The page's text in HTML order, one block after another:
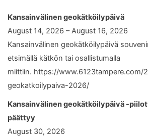
Kansainvälinen geokätköilypäivä
August 14, 2026 – August 16, 2026
Kansainvälinen geokätköilypäivä
etsimällä kätkön tai osallistumalla
miittiin. https://www.6123tampere.com/
geokatkoilypaiva-2026/
Kansainvälinen geokätköilypäivä -
päättyy
August 30, 2026